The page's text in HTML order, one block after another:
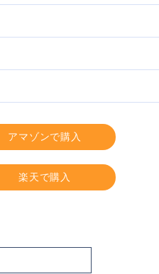
アマゾンで購入
楽天で購入